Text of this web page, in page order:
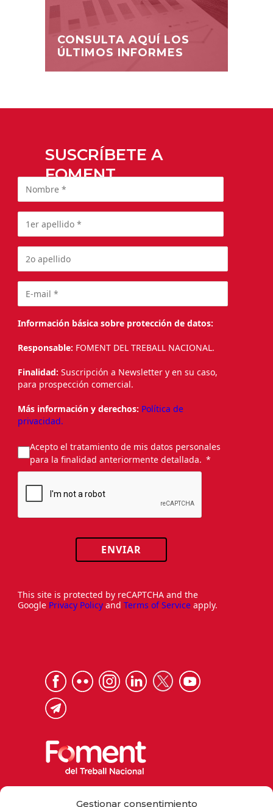
Gestionar consentimiento
CONSULTA AQUÍ LOS
ÚLTIMOS INFORMES
SUSCRÍBETE A
FOMENT
Información básica sobre protección de datos:
Responsable: FOMENT DEL TREBALL NACIONAL.
Finalidad: Suscripción a Newsletter y en su caso,
para prospección comercial.
Más información y derechos: Política de
privacidad.
Acepto el tratamiento de mis datos personales
para la finalidad anteriormente detallada.
ENVIAR
This site is protected by reCAPTCHA and the
Google Privacy Policy and Terms of Service apply.